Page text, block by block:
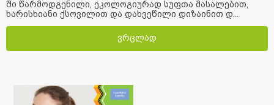
ში წარმოდგენილი, ეკოლოგიურად სუფთა მასალებით,
ხარისხიანი ქსოვილით და დახვეწილი დიზაინით დ...
ვრცლად